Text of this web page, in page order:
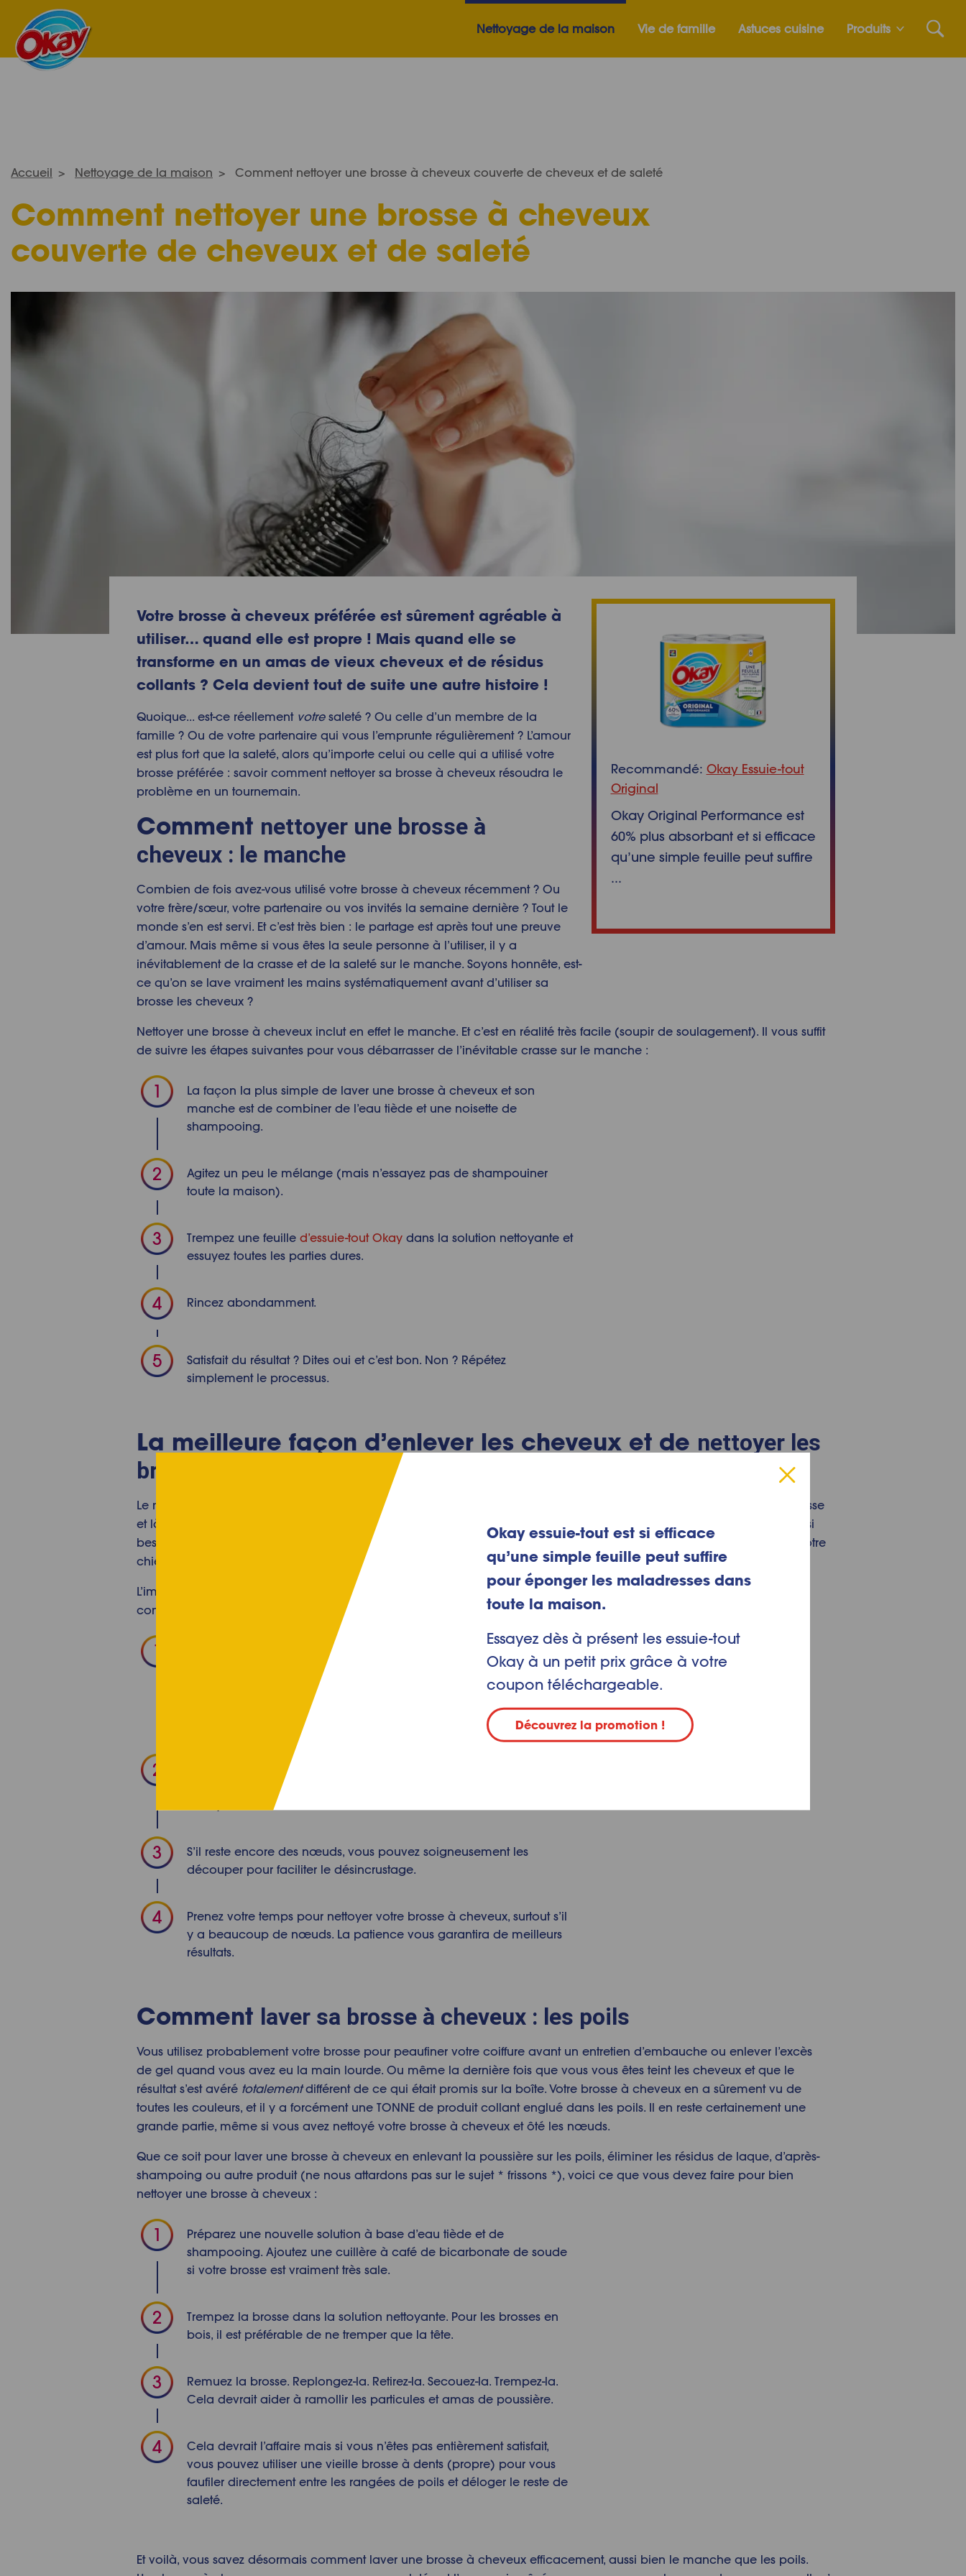
Nettoyage de la maison Vie de famille Astuces cuisine Produits
Accueil Nettoyage de la maison Comment nettoyer une brosse à cheveux couverte de cheveux et de saleté
Comment nettoyer une brosse à cheveux
couverte de cheveux et de saleté
Recommandé: Okay Essuie-tout
Original
Okay Original Performance est
60% plus absorbant et si efficace
qu’une simple feuille peut suffire
...
Votre brosse à cheveux préférée est sûrement agréable à
utiliser… quand elle est propre ! Mais quand elle se
transforme en un amas de vieux cheveux et de résidus
collants ? Cela devient tout de suite une autre histoire !
Quoique... est-ce réellement votresaleté ? Ou celle d’un membre de la
famille ? Ou de votre partenaire qui vous l’emprunte régulièrement ? L’amour
est plus fort que la saleté, alors qu’importe celui ou celle qui a utilisé votre
brosse préférée : savoir comment nettoyer sa brosse à cheveux résoudra le
problème en un tournemain.
Comment nettoyer une brosse à
cheveux: le manche
Combien de fois avez-vous utilisé votre brosse à cheveux récemment ? Ou
votre frère/sœur, votre partenaire ou vos invités la semaine dernière ? Tout le
monde s’en est servi. Et c’est très bien : le partage est après tout une preuve
d’amour. Mais même si vous êtes la seule personne à l’utiliser, il y a
inévitablement de la crasse et de la saleté sur le manche. Soyons honnête, est-
ce qu’on se lave vraiment les mains systématiquement avant d’utiliser sa
brosse les cheveux ?
Nettoyer une brosse à cheveux inclut en effet le manche. Et c’est en réalité très facile (soupir de soulagement). Il vous suffit
de suivre les étapes suivantes pour vous débarrasser de l’inévitable crasse sur le manche :
La façon la plus simple de laver une brosse à cheveux et son
manche est de combiner de l’eau tiède et une noisette de
shampooing.
Agitez un peu le mélange (mais n’essayez pas de shampouiner
toute la maison).
Trempez une feuille d’essuie-tout Okaydans la solution nettoyante et
essuyez toutes les parties dures.
Rincez abondamment.
Satisfait du résultat ? Dites oui et c’est bon. Non ? Répétez
simplement le processus.
La meilleure façon d’enlever les cheveux et de nettoyer les
brosses à cheveux
Le manche est propre et vous êtes satisfait du résultat. Jusqu’à ce que… Vous jetiez un coup d’œil à la tête de votre brosse
et là, URGHHHHH ! Des cheveux. Partout. Cela signifie que vous utilisez beaucoup votre brosse, mais que vous avez aussi
besoin de vous démêler les cheveux régulièrement, surtout si elle donne l’impression d’avoir été utilisée pour brosser votre
chien.
L’important ici est de ne pas endommager les poils ou le coussinet sur lequel ils sont fixés. En gardant ça à l’esprit, voici
comment nettoyer votre brosse à cheveux sans l’abîmer :
Pour bien laver une brosse à cheveux, commencez par enlever un
maximum de cheveux à la main. Retirez-les en douceur, sinon vous
risquez d’arracher les poils. Or utiliser une brosse à cheveux qui n’a
plus que trois poils peut vous faire gagner du temps, mais cela ne
promet sûrement pas un démêlage satisfaisant.
Si vous avez un peigne à queue, parfait. Utilisez la pointe de celui-ci
pour aller entre les rangées de poils et desserrer les nœuds tenaces.
Allez-y lentement et en douceur.
S’il reste encore des nœuds, vous pouvez soigneusement les
découper pour faciliter le désincrustage.
Prenez votre temps pour nettoyer votre brosse à cheveux, surtout s’il
y a beaucoup de nœuds. La patience vous garantira de meilleurs
résultats.
Comment laver sa brosse à cheveux: les poils
Vous utilisez probablement votre brosse pour peaufiner votre coiffure avant un entretien d’embauche ou enlever l’excès
de gel quand vous avez eu la main lourde. Ou même la dernière fois que vous vous êtes teint les cheveux et que le
résultat s’est avéré totalementdifférent de ce qui était promis sur la boîte. Votre brosse à cheveux en a sûrement vu de
toutes les couleurs, et il y a forcément une TONNE de produit collant englué dans les poils. Il en reste certainement une
grande partie, même si vous avez nettoyé votre brosse à cheveux et ôté les nœuds.
Que ce soit pour laver une brosse à cheveux en enlevant la poussière sur les poils, éliminer les résidus de laque, d’après-
shampoing ou autre produit (ne nous attardons pas sur le sujet * frissons *), voici ce que vous devez faire pour bien
nettoyer une brosse à cheveux :
Préparez une nouvelle solution à base d’eau tiède et de
shampooing. Ajoutez une cuillère à café de bicarbonate de soude
si votre brosse est vraiment très sale.
Trempez la brosse dans la solution nettoyante. Pour les brosses en
bois, il est préférable de ne tremper que la tête.
Remuez la brosse. Replongez-la. Retirez-la. Secouez-la. Trempez-la.
Cela devrait aider à ramollir les particules et amas de poussière.
Cela devrait l’affaire mais si vous n’êtes pas entièrement satisfait,
vous pouvez utiliser une vieille brosse à dents (propre) pour vous
faufiler directement entre les rangées de poils et déloger le reste de
saleté.
Et voilà, vous savez désormais comment laver une brosse à cheveux efficacement, aussi bien le manche que les poils.
Okay essuie-tout est si efficace
qu’une simple feuille peut suffire
pour éponger les maladresses dans
toute la maison.
Essayez dès à présent les essuie-tout
Okay à un petit prix grâce à votre
coupon téléchargeable.
Découvrez la promotion !